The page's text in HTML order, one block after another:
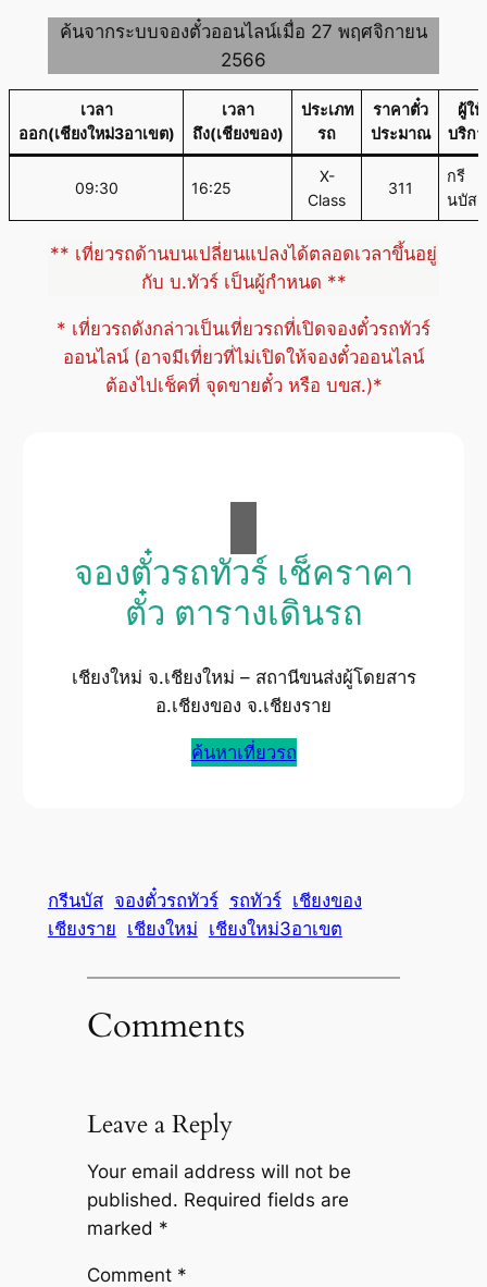
ค้นจากระบบจองตั๋วออนไลน์เมื่อ 27 พฤศจิกายน
2566
เวลา
ออก(เชียงใหม่3อาเขต)
เวลา
ถึง(เชียงของ)
ประเภท
รถ
ราคาตั๋ว
ประมาณ
ผู้ให้
บริกา
09:30 16:25
X-
Class
311
กรี
นบัส
** เที่ยวรถด้านบนเปลี่ยนแปลงได้ตลอดเวลาขึ้นอยู่
กับ บ.ทัวร์ เป็นผู้กำหนด **
* เที่ยวรถดังกล่าวเป็นเที่ยวรถที่เปิดจองตั๋วรถทัวร์
ออนไลน์ (อาจมีเที่ยวที่ไม่เปิดให้จองตั๋วออนไลน์
ต้องไปเช็คที่ จุดขายตั๋ว หรือ บขส.)*
จองตั๋วรถทัวร์ เช็คราคา
ตั๋ว ตารางเดินรถ
เชียงใหม่ จ.เชียงใหม่ – สถานีขนส่งผู้โดยสาร
อ.เชียงของ จ.เชียงราย
ค้นหาเที่ยวรถ
กรีนบัส จองตั๋วรถทัวร์ รถทัวร์ เชียงของ
เชียงราย เชียงใหม่ เชียงใหม่3อาเขต
Comments
Leave a Reply
Your email address will not be
published. Required fields are
marked *
Comment *